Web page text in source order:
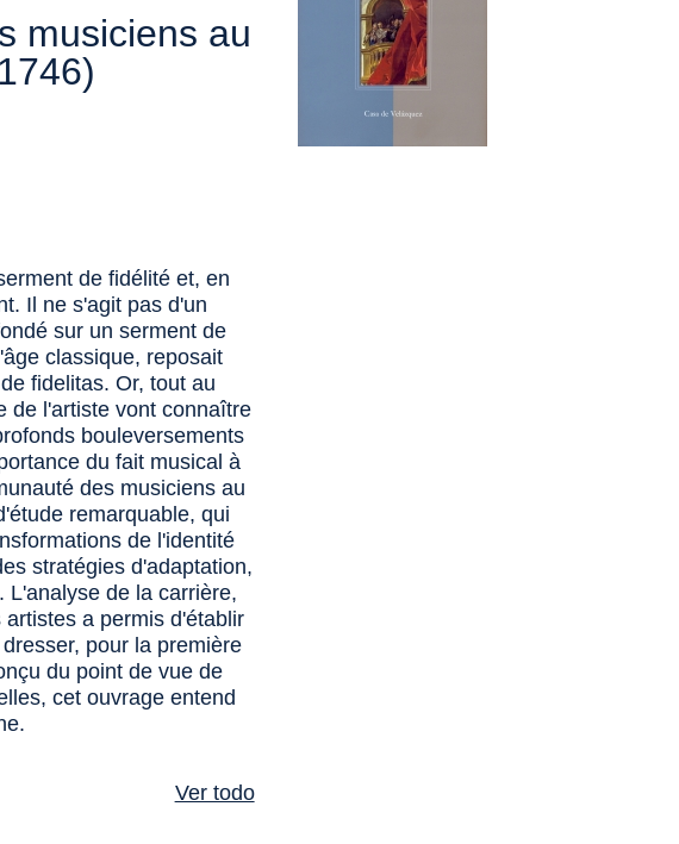
musiciens au
de fidélité et, en
Il ne s'agit pas d'un
sur un serment de
classique, reposait
fidelitas. Or, tout au
de l'artiste vont connaître
bouleversements
du fait musical à
des musiciens au
remarquable, qui
de l'identité
stratégies d'adaptation,
L'analyse de la carrière,
a permis d'établir
pour la première
du point de vue de
cet ouvrage entend
Ver todo